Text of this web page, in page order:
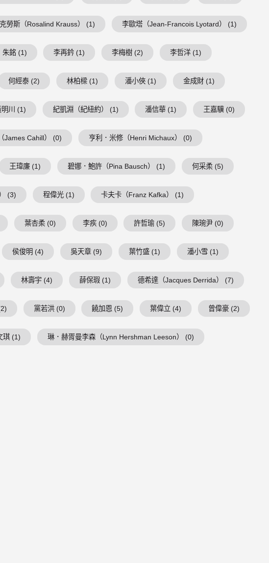
克勞斯（Rosalind Krauss） (1) 李歐塔（Jean-Francois Lyotard） (1)
朱銘 (1) 李再鈐 (1) 李梅樹 (2) 李哲洋 (1)
何經泰 (2) 林柏樑 (1) 潘小俠 (1) 金成財 (1)
明川 (1) 紀凱淵（紀紐約） (1) 潘信華 (1) 王嘉驥 (0)
James Cahill） (0) 亨利．米修（Henri Michaux） (0)
王瑋廉 (1) 碧娜．鮑許（Pina Bausch） (1) 何采柔 (5)
(3) 程偉光 (1) 卡夫卡（Franz Kafka） (1)
葉杏柔 (0) 李疾 (0) 許哲瑜 (5) 陳琬尹 (0)
侯俊明 (4) 吳天章 (9) 葉竹盛 (1) 潘小雪 (1)
林壽宇 (4) 薛保瑕 (1) 德希達（Jacques Derrida） (7)
黨若洪 (0) 饒加恩 (5) 葉偉立 (4) 曾偉豪 (2)
琪 (1) 琳．赫胥曼李森（Lynn Hershman Leeson） (0)